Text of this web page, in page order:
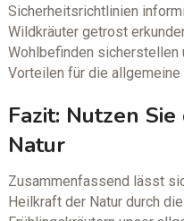
Sicherheitsrichtlinien
Wildkräuter getrost
Wohlbefinden sicherstellen
Vorteilen für die
Fazit: Nutzen
Natur
Zusammenfassend lässt
Heilkraft der Natur durch